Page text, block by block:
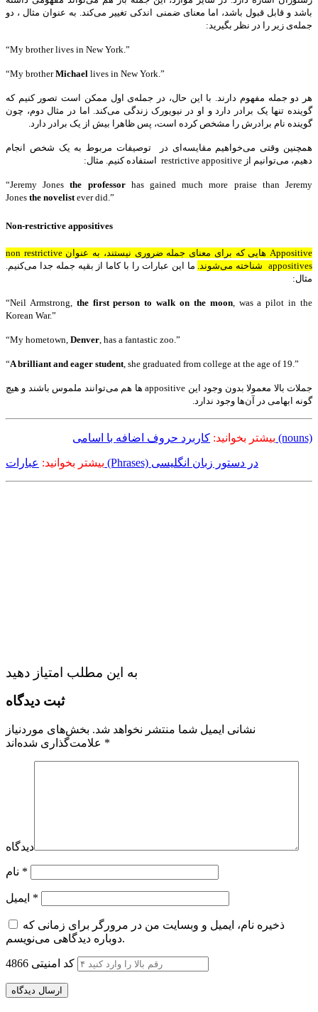
باشد و قابل قبول باشد، اما معنای ضمنی اندکی تغییر می‌کند. به عنوان مثال ، دو
جمله‌ی زیر را در نظر بگیرید:
“My brother lives in New York.”
“My brotherMichael lives in New York.”
هر دو جمله مفهوم دارند. با این حال، در جمله‌ی اول ممکن است تصور کنیم که
گوینده تنها یک برادر دارد و او در نیویورک زندگی می‌کند. اما در مثال دوم، چون
گوینده نام برادرش را مشخص کرده است، پس ظاهرا بیش از یک برادر دارد.
همچنین وقتی می‌خواهیم مقایسه‌ای در توصیفات مربوط به یک شخص انجام
دهیم، می‌توانیم از restrictive appositive استفاده کنیم. مثال:
“Jeremy Jonesthe professorhas gained much more praise than Jeremy
Jones the novelistever did.”
Non-restrictive appositives
Appositive هایی که برای معنای جمله ضروری نیستند، به عنوان non restrictive
appositives شناخته می‌شوند.
ما این عبارات را با کاما از بقیه جمله جدا می‌کنیم.
مثال:
“Neil Armstrong, the first person to walk on the moon, was a pilot in the
Korean War.”
“My hometown, Denver , has a fantastic zoo.”
“A brilliant and eager student , she graduated from college at the age of 19.”
جملات بالا معمولا بدون وجود این appositive‌ ها هم می‌توانند ملموس باشند و هیچ
گونه ابهامی در آن‌ها وجود ندارد.
بیشتر بخوانید: کاربرد حروف اضافه با اسامی (nouns)
بیشتر بخوانید: عبارات (Phrases) در دستور زبان انگلیسی
به این مطلب امتیاز دهید
ثبت دیدگاه
نشانی ایمیل شما منتشر نخواهد شد. بخش‌های موردنیاز
*
دیدگاه
*
*
ذخیره نام، ایمیل و وبسایت من در مرورگر برای زمانی که
دوباره دیدگاهی می‌نویسم.
کد امنیتی 4866